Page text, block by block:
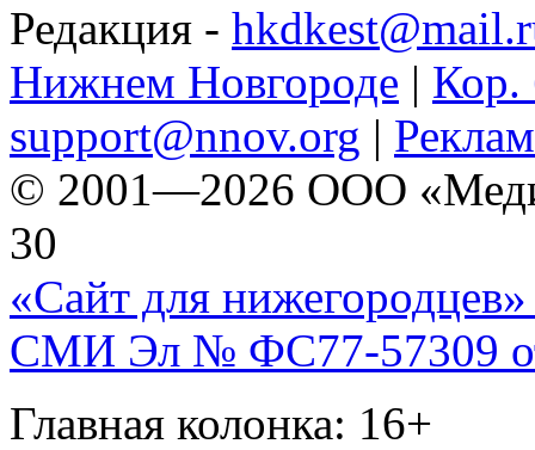
Редакция -
Нижнем Новгороде | Кор.
support@nnov.org |
© 2001—2026 ООО
30
«Сайт для нижегородцев»
СМИ Эл № ФС77-57309
Главная колонка: 16+